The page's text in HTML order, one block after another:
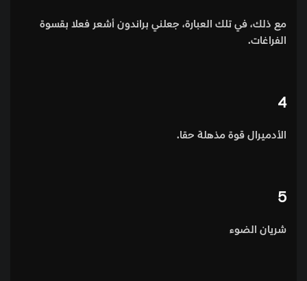
مع ذلك، في تلك العبارة، جعلني براندون أشعر فعلا بقسوة
الفراغات.
4
الأدميرال قوة مذهلة حقا.
5
شريان الضوء